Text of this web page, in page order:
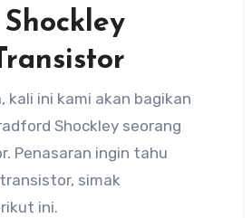
Shockley seorang
Penasaran ingin tahu
simak
ini.